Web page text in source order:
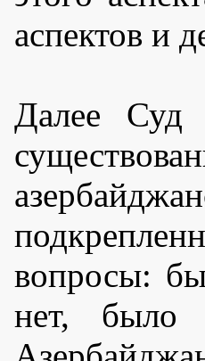
аспектов и
Далее Суд
вопросы:
нет, было